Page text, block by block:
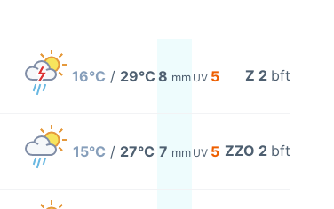
16°C / 29°C 8 mm UV 5 Z 2 bft
15°C / 27°C 7 mm UV 5 ZZO 2 bft